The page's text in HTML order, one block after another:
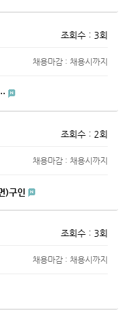
조회수 : 3회
채용마감 : 채용시까지
조회수 : 2회
채용마감 : 채용시까지
)구인
조회수 : 3회
채용마감 : 채용시까지